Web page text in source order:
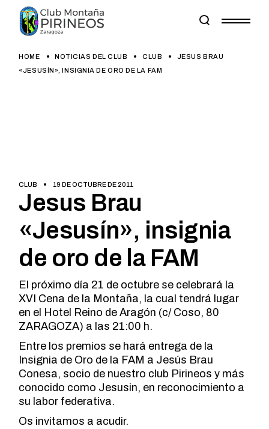
content
HOME NOTICIAS DEL CLUB CLUB
JESUS BRAU
«JESUSÍN», INSIGNIA DE ORO DE LA FAM
CLUB 19 DE OCTUBRE DE 2011
Jesus Brau
«Jesusín», insignia
de oro de la FAM
El próximo día 21 de octubre se celebrará la
XVI Cena de la Montaña, la cual tendrá lugar
en el Hotel Reino de Aragón (c/ Coso, 80
ZARAGOZA) a las 21:00 h.
Entre los premios se hará entrega de la
Insignia de Oro de la FAM a Jesús Brau
Conesa, socio de nuestro club Pirineos y más
conocido como Jesusin, en reconocimiento a
su labor federativa.
Os invitamos a acudir.